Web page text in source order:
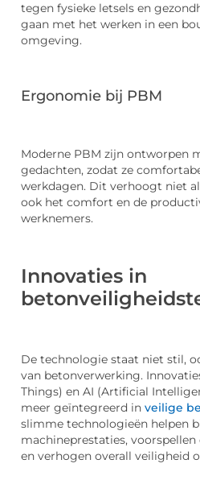
tegen fysieke letsels en
gaan met het werken in een
omgeving.
Ergonomie bij PBM
Moderne PBM zijn ontworpen
gedachten, zodat ze
werkdagen. Dit verhoogt niet
ook het comfort en de
werknemers.
Innovaties in
De technologie staat niet stil,
van betonverwerking.
Things) en AI (Artificial
meer geïntegreerd in veilige
slimme technologieën helpen
machineprestaties,
en verhogen overall veiligheid